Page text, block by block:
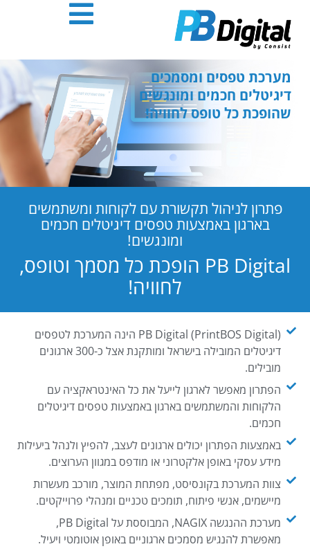
אנטר
מערכת טפסים ומסמכים
דיגיטלים חכמים ומונגשים
שהופכת כל טופס לחוויה!
פתרון לניהול תקשורת עם לקוחות ומשתמשים
בארגון באמצעות טפסים דיגיטלים חכמים
ומונגשים!
PB Digital הופכת כל מסמך וטופס,
לחוויה!
PB Digital (PrintBOS Digital) הינה המערכת לטפסים
דיגיטלים המובילה בישראל ומותקנת אצל כ-300 ארגונים
מובילים.
הפתרון מאפשר לארגון לייעל את כל האינטראקציה עם
הלקוחות והמשתמשים בארגון באמצעות טפסים דיגיטלים
חכמים.
באמצעות הפתרון יכולים ארגונים לעצב, להפיץ ולנהל ביעילות
מידע עסקי באופן אלקטרוני או מודפס במגוון הערוצים.
צוות המערכת בקונסיסט, מפתחת המוצר, מורכב מעשרות
מיישמים, אנשי פיתוח, תומכים טכניים ומנהלי פרוייקטים.
מערכת ההנגשה NAGIX, המבוססת על PB Digital,
מאפשרת להנגיש מסמכים ארגוניים באופן אוטומטי ויעיל.